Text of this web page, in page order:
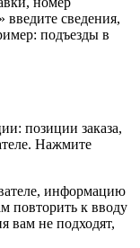
введите сведения,
подъезды в
позиции заказа,
Нажмите
информацию
повторить к вводу
вам не подходят,